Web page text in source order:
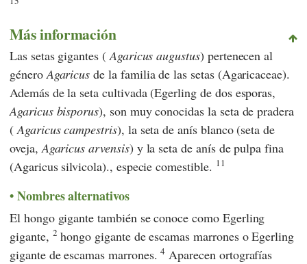
Más información
Las setas gigantes (Agaricus augustus) pertenecen al
géneroAgaricus de la familia de las setas (Agaricaceae).
Además de la seta cultivada (Egerling de dos esporas,
Agaricus bisporus), son muy conocidas la seta de pradera
(Agaricus campestris), la seta de anís blanco (seta de
oveja,Agaricus arvensis) y la seta de anís de pulpa fina
(Agaricus silvicola)., especie comestible. 11
Nombres alternativos
El hongo gigante también se conoce como Egerling
gigante, 2 hongo gigante de escamas marrones o Egerling
gigante de escamas marrones.4 Aparecen ortografías